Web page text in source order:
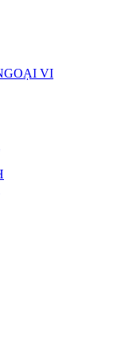
VI